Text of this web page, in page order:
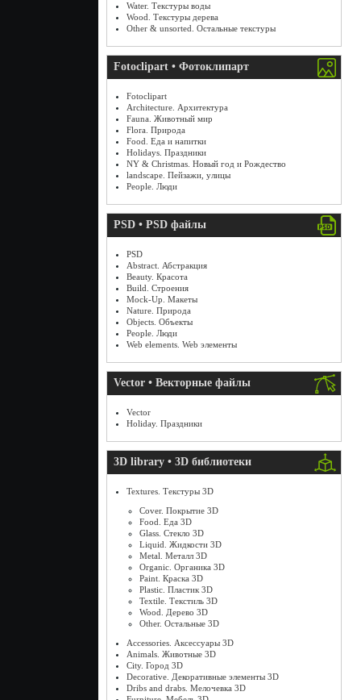
Water. Текстуры воды
Wood. Текстуры дерева
Other & unsorted. Остальные текстуры
Fotoclipart • Фотоклипарт
Fotoclipart
Architecture. Архитектура
Fauna. Животный мир
Flora. Природа
Food. Еда и напитки
Holidays. Праздники
NY & Christmas. Новый год и Рождество
landscape. Пейзажи, улицы
People. Люди
PSD • PSD файлы
PSD
Abstract. Абстракция
Beauty. Красота
Build. Строения
Mock-Up. Макеты
Nature. Природа
Objects. Объекты
People. Люди
Web elements. Web элементы
Vector • Векторные файлы
Vector
Holiday. Праздники
3D library • 3D библиотеки
Textures. Текстуры 3D
Cover. Покрытие 3D
Food. Еда 3D
Glass. Стекло 3D
Liquid. Жидкости 3D
Metal. Металл 3D
Organic. Органика 3D
Paint. Краска 3D
Plastic. Пластик 3D
Textile. Текстиль 3D
Wood. Дерево 3D
Other. Остальные 3D
Accessories. Аксессуары 3D
Animals. Животные 3D
City. Город 3D
Decorative. Декоративные элементы 3D
Dribs and drabs. Мелочевка 3D